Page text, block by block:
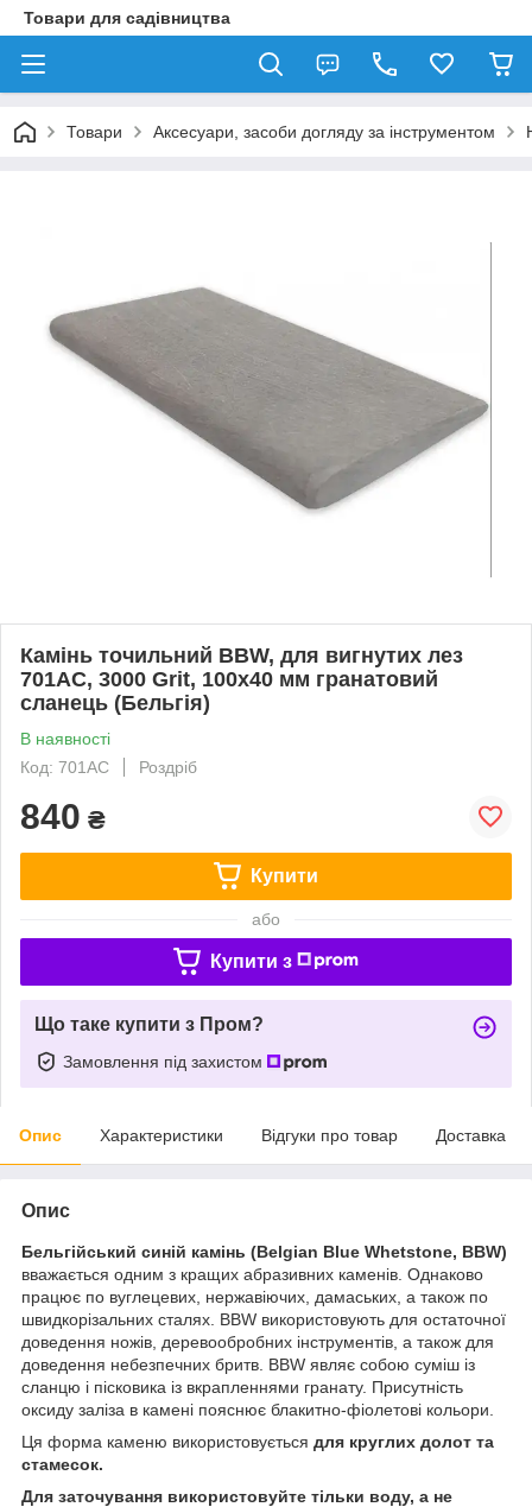
Товари для садівництва
Товари Аксесуари, засоби догляду за інструментом
Камінь точильний BBW, для вигнутих лез
701AC, 3000 Grit, 100х40 мм гранатовий
сланець (Бельгія)
В наявності
Код: 701AC
Роздріб
840 ₴
Купити
або
Купити з
Що таке купити з Пром?
Замовлення під захистом
Опис Характеристики Відгуки про товар Доставка
Опис
Бельгійський синій камінь (Belgian Blue Whetstone, BBW)
вважається одним з кращих абразивних каменів. Однаково
працює по вуглецевих, нержавіючих, дамаських, а також по
швидкорізальних сталях. BBW використовують для остаточної
доведення ножів, деревообробних інструментів, а також для
доведення небезпечних бритв. BBW являє собою суміш із
сланцю і пісковика із вкрапленнями гранату. Присутність
оксиду заліза в камені пояснює блакитно-фіолетові кольори.
Ця форма каменю використовується для круглих долот та
стамесок.
Для заточування використовуйте тільки воду, а не